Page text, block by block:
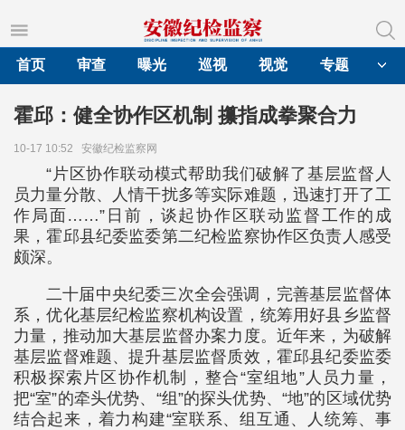
首页
审查 曝光 巡视 视觉 专题
霍邱：健全协作区机制 攥指成拳聚合力
10-17 10:52 安徽纪检监察网
“片区协作联动模式帮助我们破解了基层监督人
员力量分散、人情干扰多等实际难题，迅速打开了工
作局面……”日前，谈起协作区联动监督工作的成
果，霍邱县纪委监委第二纪检监察协作区负责人感受
颇深。
二十届中央纪委三次全会强调，完善基层监督体
系，优化基层纪检监察机构设置，统筹用好县乡监督
力量，推动加大基层监督办案力度。近年来，为破解
基层监督难题、提升基层监督质效，霍邱县纪委监委
积极探索片区协作机制，整合“室组地”人员力量，
把“室”的牵头优势、“组”的探头优势、“地”的区域优势
结合起来，着力构建“室联系、组互通、人统筹、事